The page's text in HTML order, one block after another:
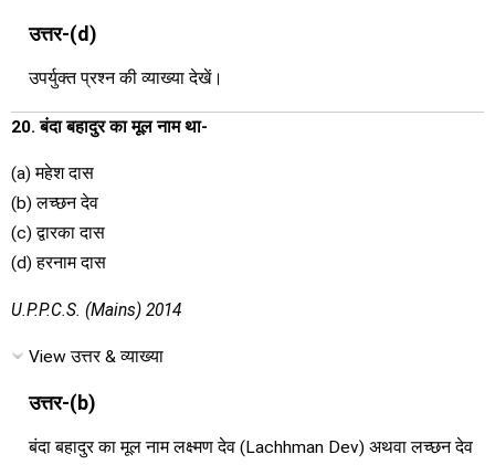
उत्तर-(d)
उपर्युक्त प्रश्न की व्याख्या देखें।
20. बंदा बहादुर का मूल नाम था-
(a) महेश दास
(b) लच्छन देव
(c) द्वारका दास
(d) हरनाम दास
U.P.P.C.S. (Mains) 2014
View उत्तर & व्याख्या
उत्तर-(b)
बंदा बहादुर का मूल नाम लक्ष्मण देव (Lachhman Dev) अथवा लच्छन देव